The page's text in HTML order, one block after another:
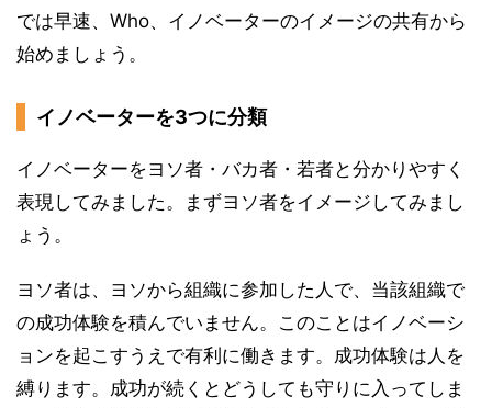
では早速、Who、イノベーターのイメージの共有から
始めましょう。
イノベーターを3つに分類
イノベーターをヨソ者・バカ者・若者と分かりやすく
表現してみました。まずヨソ者をイメージしてみまし
ょう。
ヨソ者は、ヨソから組織に参加した人で、当該組織で
の成功体験を積んでいません。このことはイノベーシ
ョンを起こすうえで有利に働きます。成功体験は人を
縛ります。成功が続くとどうしても守りに入ってしま